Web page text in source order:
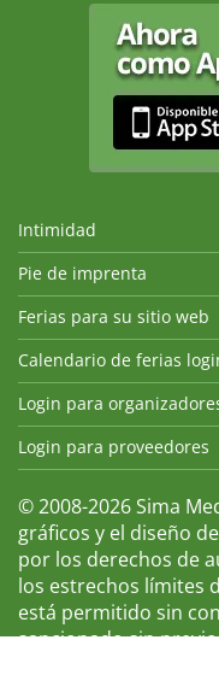
Intimidad
Pie de imprenta
Ferias para su sitio web
Calendario de ferias
Login para
Login para proveedores
© 2008-2026 Sima
gráficos y el diseño
por los derechos de
los estrechos límites
está permitido sin
sancionado sin